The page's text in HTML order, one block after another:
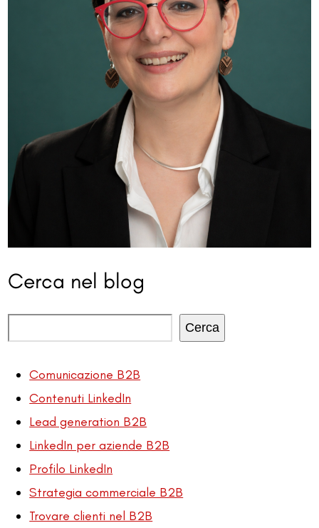
Cerca nel blog
Cerca
Comunicazione B2B
Contenuti LinkedIn
Lead generation B2B
LinkedIn per aziende B2B
Profilo LinkedIn
Strategia commerciale B2B
Trovare clienti nel B2B